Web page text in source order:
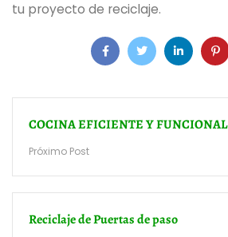
tu proyecto de reciclaje.
COCINA EFICIENTE Y FUNCIONAL
Próximo Post
Reciclaje de Puertas de paso